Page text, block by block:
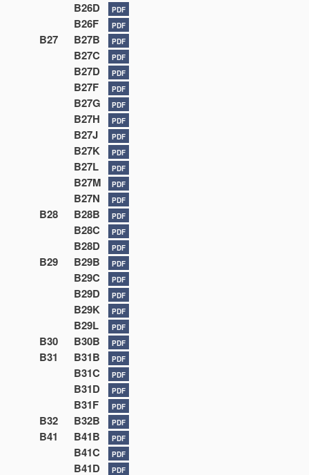
B26D PDF
B26F PDF
B27 B27B PDF
B27C PDF
B27D PDF
B27F PDF
B27G PDF
B27H PDF
B27J PDF
B27K PDF
B27L PDF
B27M PDF
B27N PDF
B28 B28B PDF
B28C PDF
B28D PDF
B29 B29B PDF
B29C PDF
B29D PDF
B29K PDF
B29L PDF
B30 B30B PDF
B31 B31B PDF
B31C PDF
B31D PDF
B31F PDF
B32 B32B PDF
B41 B41B PDF
B41C PDF
B41D PDF